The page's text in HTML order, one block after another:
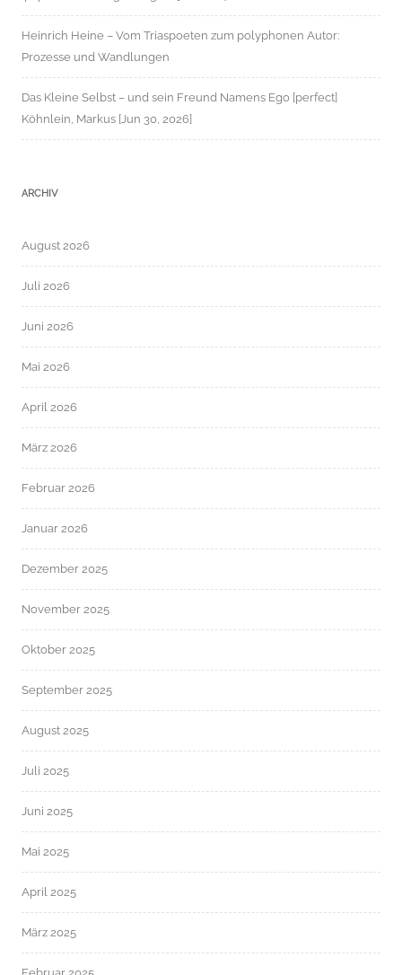
Heinrich Heine – Vom Triaspoeten zum polyphonen Autor:
Prozesse und Wandlungen
Das Kleine Selbst – und sein Freund Namens Ego [perfect]
Köhnlein, Markus [Jun 30, 2026]
ARCHIV
August 2026
Juli 2026
Juni 2026
Mai 2026
April 2026
März 2026
Februar 2026
Januar 2026
Dezember 2025
November 2025
Oktober 2025
September 2025
August 2025
Juli 2025
Juni 2025
Mai 2025
April 2025
März 2025